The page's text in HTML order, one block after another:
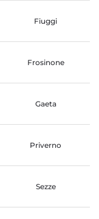
Fiuggi
Frosinone
Gaeta
Priverno
Sezze